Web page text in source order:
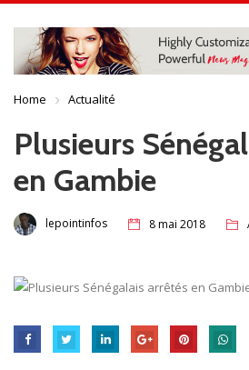
Home Actualité
Plusieurs
en Gambie
lepointinfos 8 mai 2018